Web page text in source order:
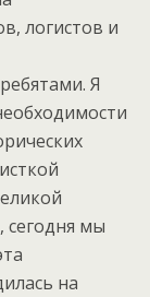
логистов и
Я
мы
на